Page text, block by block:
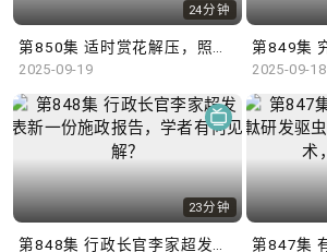
24分钟
2025-09-19 2025-09-18
23分钟
第848集 行政长官李家超发表新一份施政报告，学者有何见解？